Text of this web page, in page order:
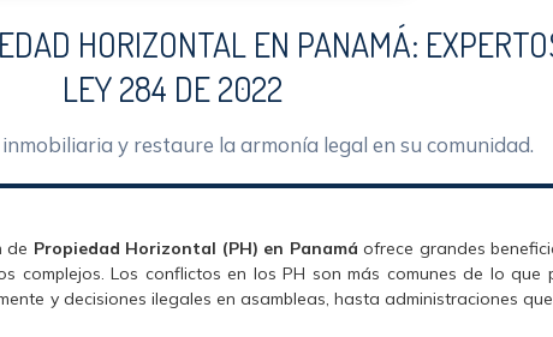
HORIZONTAL EN PANAMÁ:
LEY 284 DE 2022
y restaure la armonía legal en su comunidad.
de Propiedad Horizontal (PH) en Panamá ofrece grandes
complejos. Los conflictos en los PH son más comunes de lo que
y decisiones ilegales en asambleas, hasta administraciones